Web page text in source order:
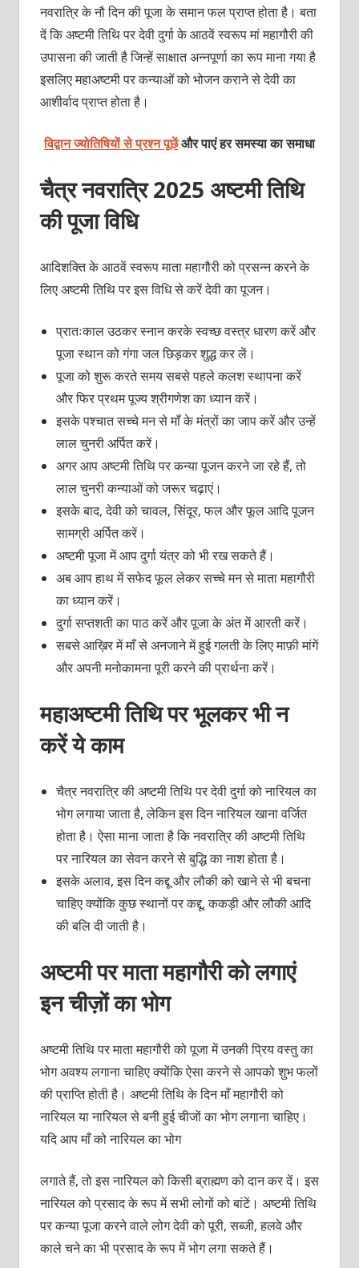
नवरात्रि के नौ दिन की पूजा के समान फल प्राप्त होता है। बता
दें कि अष्टमी तिथि पर देवी दुर्गा के आठवें स्वरूप मां महागौरी की
उपासना की जाती है जिन्हें साक्षात अन्नपूर्णा का रूप माना गया है
इसलिए महाअष्टमी पर कन्याओं को भोजन कराने से देवी का
आशीर्वाद प्राप्त होता है।
विद्वान ज्योतिषियों से प्रश्न पूछेंऔर पाएं हर समस्या का समाधा
चैत्र नवरात्रि 2025 अष्टमी तिथि
की पूजा विधि
आदिशक्ति के आठवें स्वरूप माता महागौरी को प्रसन्न करने के
लिए अष्टमी तिथि पर इस विधि से करें देवी का पूजन।
प्रातःकाल उठकर स्नान करके स्वच्छ वस्त्र धारण करें और
पूजा स्थान को गंगा जल छिड़कर शुद्ध कर लें।
पूजा को शुरू करते समय सबसे पहले कलश स्थापना करें
और फिर प्रथम पूज्य श्रीगणेश का ध्यान करें।
इसके पश्चात सच्चे मन से माँ के मंत्रों का जाप करें और उन्हें
लाल चुनरी अर्पित करें।
अगर आप अष्टमी तिथि पर कन्या पूजन करने जा रहे हैं, तो
लाल चुनरी कन्याओं को जरूर चढ़ाएं।
इसके बाद, देवी को चावल, सिंदूर, फल और फूल आदि पूजन
सामग्री अर्पित करें।
अष्टमी पूजा में आप दुर्गा यंत्र को भी रख सकते हैं।
अब आप हाथ में सफेद फूल लेकर सच्चे मन से माता महागौरी
का ध्यान करें।
दुर्गा सप्तशती का पाठ करें और पूजा के अंत में आरती करें।
सबसे आख़िर में माँ से अनजाने में हुई गलती के लिए माफ़ी मांगें
और अपनी मनोकामना पूरी करने की प्रार्थना करें।
महाअष्टमी तिथि पर भूलकर भी न
करें ये काम
चैत्र नवरात्रि की अष्टमी तिथि पर देवी दुर्गा को नारियल का
भोग लगाया जाता है, लेकिन इस दिन नारियल खाना वर्जित
होता है। ऐसा माना जाता है कि नवरात्रि की अष्टमी तिथि
पर नारियल का सेवन करने से बुद्धि का नाश होता है।
इसके अलाव, इस दिन कद्दू और लौकी को खाने से भी बचना
चाहिए क्योंकि कुछ स्थानों पर कद्दू, ककड़ी और लौकी आदि
की बलि दी जाती है।
अष्टमी पर माता महागौरी को लगाएं
इन चीज़ों का भोग
अष्टमी तिथि पर माता महागौरी को पूजा में उनकी प्रिय वस्तु का
भोग अवश्य लगाना चाहिए क्योंकि ऐसा करने से आपको शुभ फलों
की प्राप्ति होती है। अष्टमी तिथि के दिन माँ महागौरी को
नारियल या नारियल से बनी हुई चीजों का भोग लगाना चाहिए।
यदि आप माँ को नारियल का भोग
लगाते हैं, तो इस नारियल को किसी ब्राह्मण को दान कर दें। इस
नारियल को प्रसाद के रूप में सभी लोगों को बांटें। अष्टमी तिथि
पर कन्या पूजा करने वाले लोग देवी को पूरी, सब्जी, हलवे और
काले चने का भी प्रसाद के रूप में भोग लगा सकते हैं।